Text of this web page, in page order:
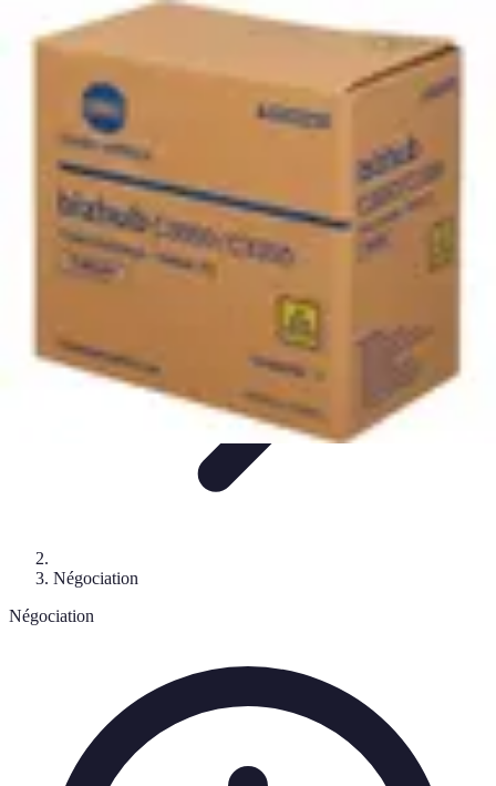
Trucs pour Gagner
JeuxLoisirs créatifs
personnelle
Développement personnel
Trucs pour Gagner
Négociation
Négociation